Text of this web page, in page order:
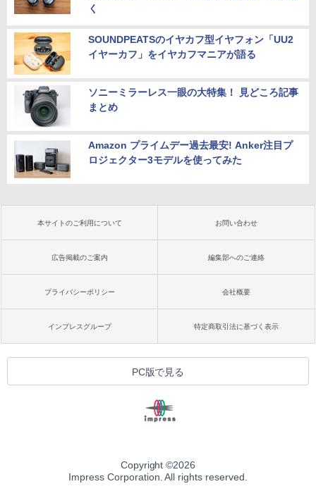
く
SOUNDPEATSのイヤカフ型イヤフォン「UU2
イヤーカフ」をイヤカフマニアが語る
ソニーミラーレス一眼の大特集！ 見どころ記事
まとめ
Amazon プライムデー過去最安! Anker注目プ
ロジェクター3モデルを使ってみた
本サイトのご利用について お問い合わせ
広告掲載のご案内 編集部へのご連絡
プライバシーポリシー 会社概要
インプレスグループ 特定商取引法に基づく表示
PC版で見る
Copyright ©2026
Impress Corporation. All rights reserved.